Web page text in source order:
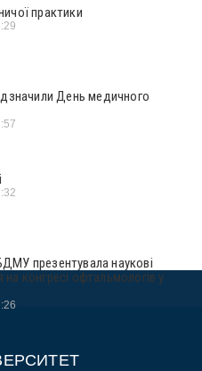
практики
День медичного
презентувала наукові
конгресі офтальмологів у